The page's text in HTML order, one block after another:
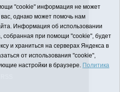
звезда"" (627570,
р-н, с. Викулово, ул.
Светлана
почты:
Телефон: 2-42-32; 2-41-
"cookie" информация не может
однако может помочь нам
Информация об использовании
собранная при помощи "cookie", будет
и храниться на серверах Яндекса в
от использования "cookie",
настройки в браузере. Политика